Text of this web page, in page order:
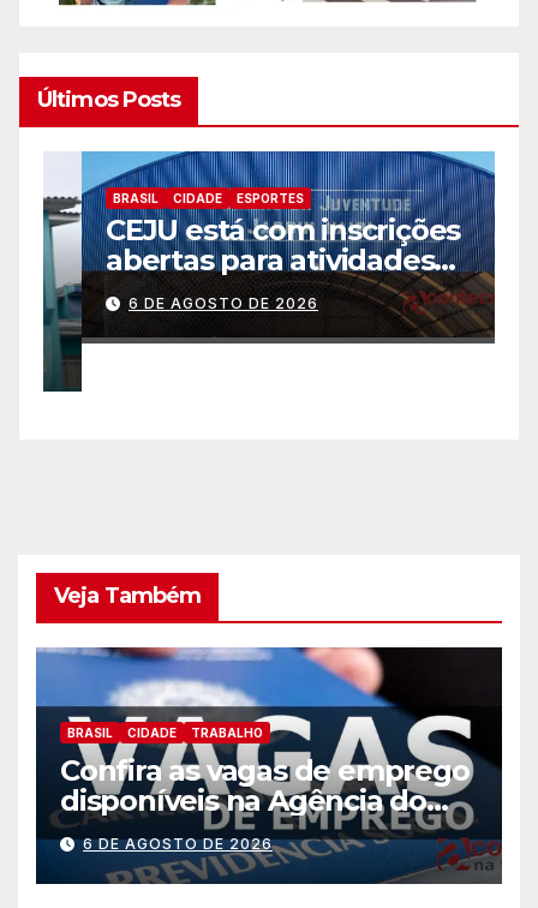
Últimos Posts
BRASIL CIDADE ESPORTES
CEJU está com inscrições
abertas para atividades
gratuitas
6 DE AGOSTO DE 2026
Veja Também
BRASIL CIDADE TRABALHO
Confira as vagas de emprego
disponíveis na Agência do
Trabalhador
6 DE AGOSTO DE 2026